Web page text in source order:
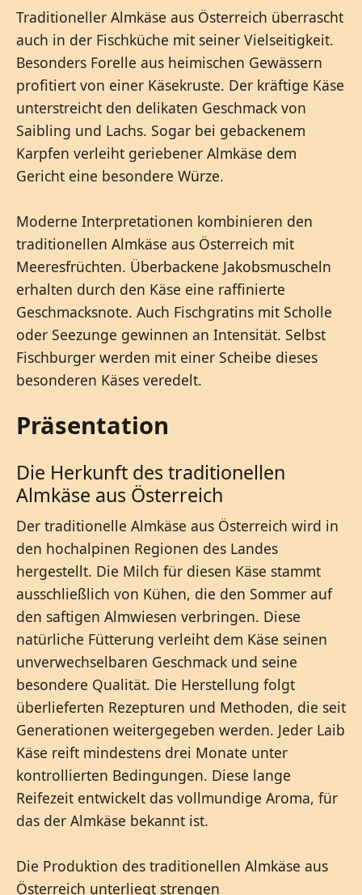
Traditioneller Almkäse aus Österreich überrascht
auch in der Fischküche mit seiner Vielseitigkeit.
Besonders Forelle aus heimischen Gewässern
profitiert von einer Käsekruste. Der kräftige Käse
unterstreicht den delikaten Geschmack von
Saibling und Lachs. Sogar bei gebackenem
Karpfen verleiht geriebener Almkäse dem
Gericht eine besondere Würze.
Moderne Interpretationen kombinieren den
traditionellen Almkäse aus Österreich mit
Meeresfrüchten. Überbackene Jakobsmuscheln
erhalten durch den Käse eine raffinierte
Geschmacksnote. Auch Fischgratins mit Scholle
oder Seezunge gewinnen an Intensität. Selbst
Fischburger werden mit einer Scheibe dieses
besonderen Käses veredelt.
Präsentation
Die Herkunft des traditionellen
Almkäse aus Österreich
Der traditionelle Almkäse aus Österreich wird in
den hochalpinen Regionen des Landes
hergestellt. Die Milch für diesen Käse stammt
ausschließlich von Kühen, die den Sommer auf
den saftigen Almwiesen verbringen. Diese
natürliche Fütterung verleiht dem Käse seinen
unverwechselbaren Geschmack und seine
besondere Qualität. Die Herstellung folgt
überlieferten Rezepturen und Methoden, die seit
Generationen weitergegeben werden. Jeder Laib
Käse reift mindestens drei Monate unter
kontrollierten Bedingungen. Diese lange
Reifezeit entwickelt das vollmundige Aroma, für
das der Almkäse bekannt ist.
Die Produktion des traditionellen Almkäse aus
Österreich unterliegt strengen